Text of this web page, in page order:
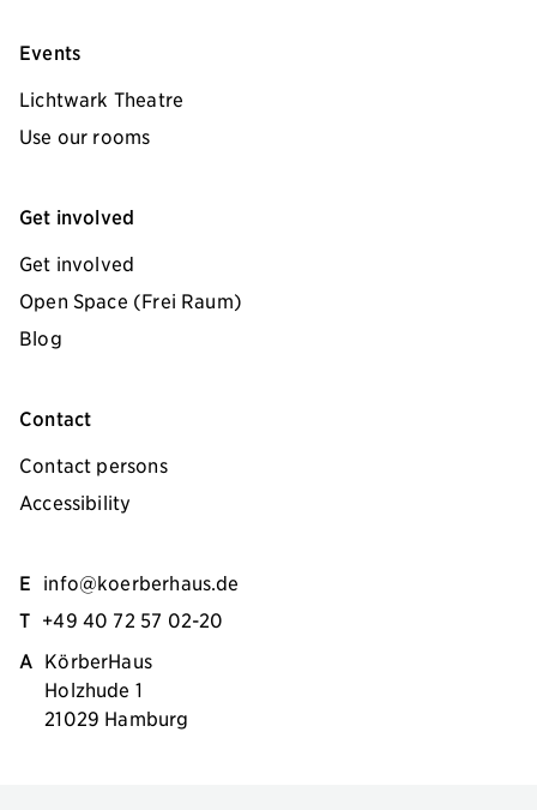
Events
Lichtwark Theatre
Use our rooms
Get involved
Get involved
Open Space (Frei Raum)
Blog
Contact
Contact persons
Accessibility
E info@koerberhaus.de
T +49 40 72 57 02-20
A KörberHaus
Holzhude 1
21029 Hamburg